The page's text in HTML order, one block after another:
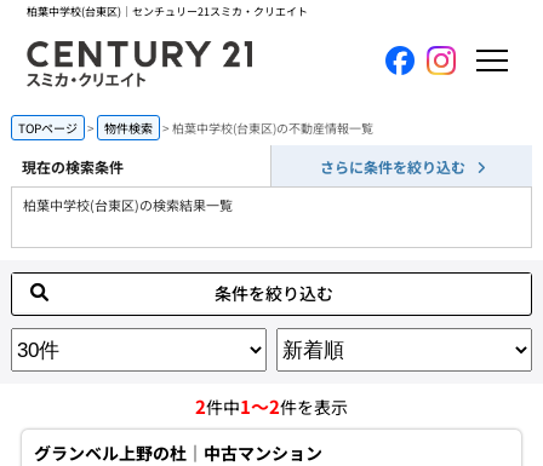
柏葉中学校(台東区)｜センチュリー21スミカ・クリエイト
ホーム
当社について
買いたい
売りたい
コンテンツ
採用情報
TOPページ 物件検索 柏葉中学校(台東区)の不動産情報一覧
現在の検索条件 さらに条件を絞り込む
柏葉中学校(台東区)の検索結果一覧
条件を絞り込む
2件中1～2件を表示
グランベル上野の杜｜中古マンション